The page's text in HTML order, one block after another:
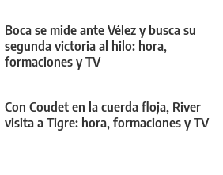
Boca se mide ante Vélez y busca su
segunda victoria al hilo: hora,
formaciones y TV
Con Coudet en la cuerda floja, River
visita a Tigre: hora, formaciones y TV